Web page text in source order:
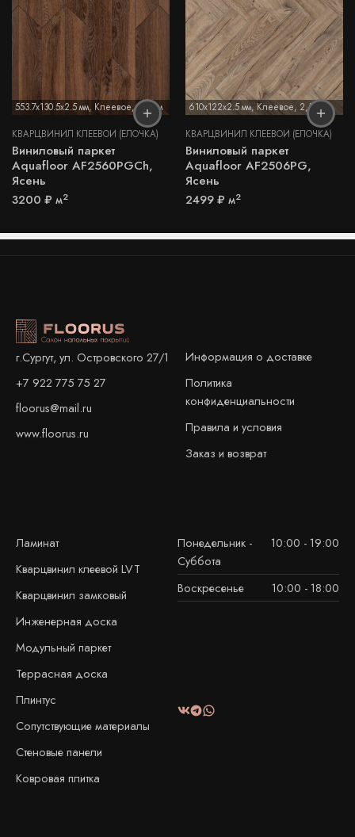
553.7x130.5x2.5 мм, Клеевое,2,5 мм
КВАРЦВИНИЛ КЛЕЕВОЙ (ЁЛОЧКА)
Виниловый паркет
Aquafloor AF2560PGCh,
Ясень
3200 ₽ м2
610x122x2.5 мм, Клеевое, 2,5 мм
КВАРЦВИНИЛ КЛЕЕВОЙ (ЁЛОЧКА)
Виниловый паркет
Aquafloor AF2506PG,
Ясень
2499₽ м2
г.Сургут, ул. Островского 27/1
+7 922 775 75 27
floorus@mail.ru
www.floorus.ru
Информация о доставке
Политика
конфиденциальности
Правила и условия
Заказ и возврат
Ламинат
Кварцвинил клеевой LVT
Кварцвинил замковый
Инженерная доска
Модульный паркет
Террасная доска
Плинтус
Сопутствующие материалы
Стеновые панели
Ковровая плитка
Понедельник -
Суббота
10:00 - 19:00
Воскресенье 10:00 - 18:00